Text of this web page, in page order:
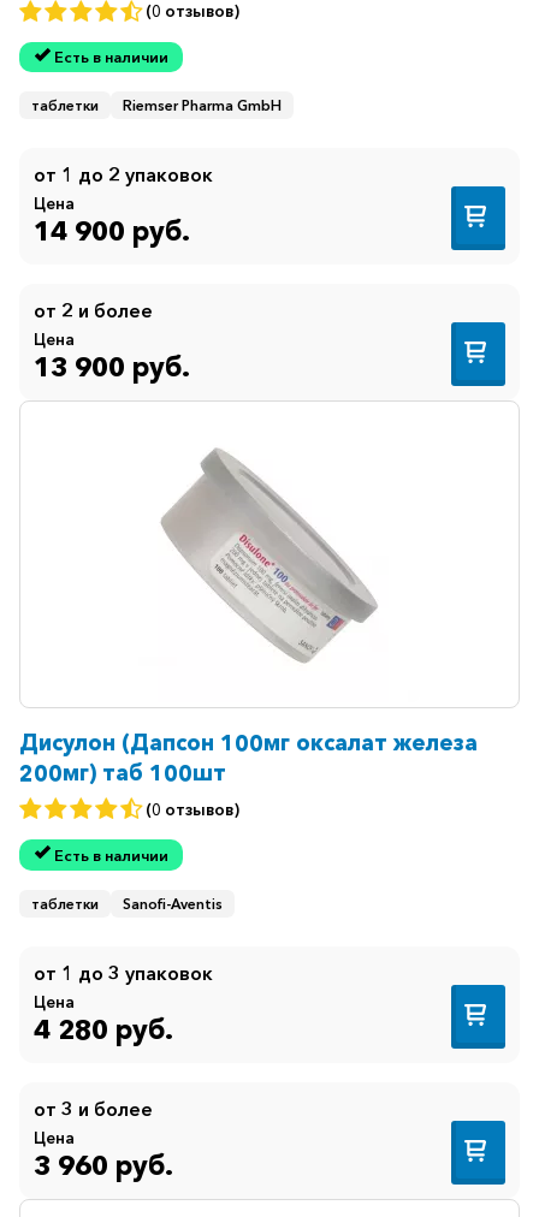
(0 отзывов)
Есть в наличии
таблетки Riemser Pharma GmbH
от 1 до 2 упаковок
Цена
14 900 руб.
от 2 и более
Цена
13 900 руб.
Дисулон (Дапсон 100мг оксалат железа
200мг) таб 100шт
(0 отзывов)
Есть в наличии
таблетки Sanofi-Aventis
от 1 до 3 упаковок
Цена
4 280 руб.
от 3 и более
Цена
3 960 руб.